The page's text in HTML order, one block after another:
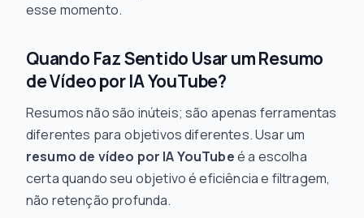
esse momento.
Quando Faz Sentido Usar um Resumo
de Vídeo por IA YouTube?
Resumos não são inúteis; são apenas ferramentas
diferentes para objetivos diferentes. Usar um
resumo de vídeo por IA YouTubeé a escolha
certa quando seu objetivo é eficiência e filtragem,
não retenção profunda.